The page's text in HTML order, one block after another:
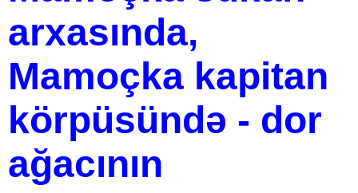
arxasında,
Mamoçka kapitan
körpüsündə - dor
ağacının